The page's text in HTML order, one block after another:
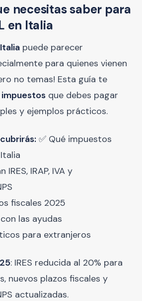
necesitas saber para
en Italia
puede parecer
para quienes vienen
no temas! Esta guía te
que debes pagar
y ejemplos prácticos.
✅ Qué impuestos
IRAP, IVA y
fiscales 2025
las ayudas
para extranjeros
: IRES reducida al 20% para
nuevos plazos fiscales y
actualizadas.